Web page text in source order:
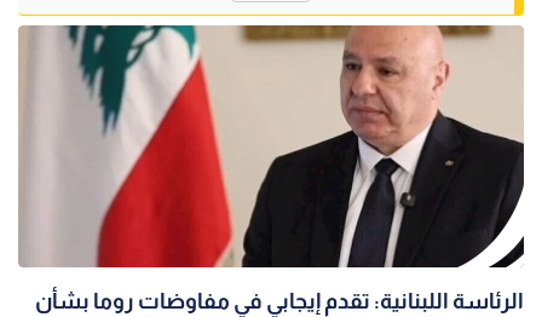
الرئاسة اللبنانية: تقدم إيجابي في مفاوضات روما بشأن